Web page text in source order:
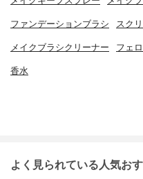
ファンデーションブラシ スク
メイクブラシクリーナー フェ
香水
よく見られている人気お